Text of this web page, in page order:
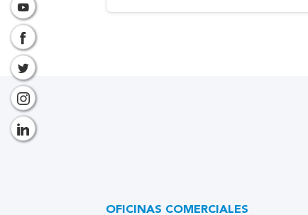
OFICINAS COMERCIALES